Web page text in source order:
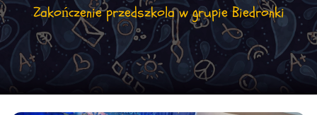
Zakończenie przedszkola w grupie Biedronki